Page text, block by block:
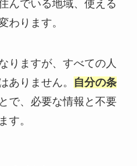
んでいる地域、使える
わります。
りますが、すべての人
ありません。
自分の条
で、必要な情報と不要
す。